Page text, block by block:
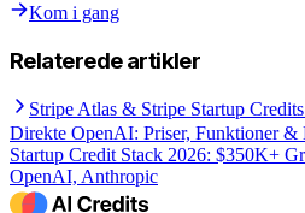
Kom i gang
Relaterede artikler
Stripe Atlas & Stripe Startup
Direkte OpenAI: Priser, Funktioner &
Startup Credit Stack 2026: $350K+
OpenAI, Anthropic